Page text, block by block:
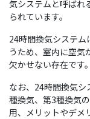
気システムと呼ばれ
られています。
24時間換気システ
うため、室内に空気
欠かせない存在です。
なお、24時間換気
種換気、第3種換気
用、メリットやデメ